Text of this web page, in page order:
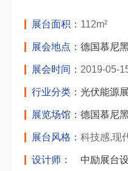
展台面积： 112m²
展会地点： 德国慕尼
展会时间： 2019-05-
行业分类： 光伏能源展
展览场馆： 德国慕尼
展台风格： 科技感,现
设计师： 中励展台